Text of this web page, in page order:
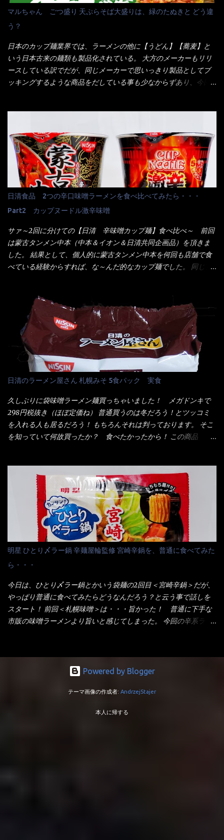
居たと思うけど・・・ 判らず店員さんを呼ぶピンポンを・・・ク
ーポンなんだけどと伝えると、丁寧にタッチパネルで～と教えて
くれたが、何故かタッチパネルがクーポンを受け付けない！！ 店
員さんも、アレー？といいながら私が受け付けますので・・・と
消えていった。 タッチパネルのやつ、安いのは嫌うんだな！？こ
のヤロー！ 待つ事暫し・・・10分は越えたと思うけど・・・出て
来ました。 こちらが本日のサラメシ【ホーリーバジル香る、タイ
く行きましたねぇ～ だからタイ料理屋さんには、辛味剤・酢・ナ
いた）が料理に必ず付いてきたものです。 でも流石にファミレ
スでは・・・それは無いね！残念だ～ 今回はすかいらーくグルー
プで、タイ料理をどの様に再現して提供しているか？を見るだけ
だなぁ～ 因みにガパオ＝ホーリーバジルなのです。 肉は通常チ
キンが多く豚や牛もあります。 肉は挽肉みたいなミンチではな
く、粗挽きの肉になるんです。 それに現地バンコクでは、卵は固
焼きが本来です。 今回はほぼ全熟の目玉焼きで、これは日本風
オタイなのと比べれば薄め？ やっぱり調味料の【スパイスガール
ズ】が必要だナァ～ 笑 私は、ブリッキーヌの粉末をよく掛け辛
く...
マルちゃん ごつ盛り 天ぷらそば大盛りは、緑のたぬきと どう違
う？
日本のカップ麺業界では、ラーメンの他に【うどん】【蕎麦】と
いう日本古来の麺類も製品化されている。 大方のメーカーもリリ
ースしている訳でだが、同じメーカーで思いっきり製品としてブ
ッキングするような商品をだしている事も少なからずあり、今回
ている訳で何故に敢えて本商品をリリースするの？ 確かに販売価
格は、緑のたぬきの実売は108円位で、ごつ盛り天ぷらそばは98円
でした。 殆ど変わらないじゃないか！？ そこで何が違うか・・・
メーカーHPから情報を得てみた。 ■原材料 比較（相手に含まれ
て居ない物質を赤色） ☆緑のたぬき 油揚げめん(小麦粉(国内製
造)、そば粉、植物油脂、植物性たん白、食塩、とろろ芋、卵白)、
かやく(小えびてんぷら、 かまぼこ )、添付調味料(砂糖、食塩、し
ょうゆ、魚介エキス、たん白加水分解物、香辛料、ねぎ、香味油
脂)／加工でん粉、調味料(アミノ酸等)、炭酸カルシウム、カラメ
ル色素、リン酸塩(Na)、増粘多糖類、レシチン、酸化防止剤(ビタ
ミンE)、クチナシ色素、ベニコウジ色素、香料、ビタミンB2、ビ
タミンB1、香辛料抽出物、 カロチン色素 、(一部にえび・小麦・
油脂、植物性たん白、食塩、とろろ芋、卵白)、かやく(小えびてん
ぷら)、添付調味料(砂糖、食塩、しょうゆ、魚介エキス、たん白加
水分解物、ねぎ、香辛料、 植物油 、香味油脂)／加工でん粉、調味
料(アミノ酸等)、炭酸カルシウム、カラメル色素、リン酸塩
(Na)、増粘多糖類、レシチン、酸化防止剤(ビタミンE)、クチナシ
色素、香料、ベニコウジ色素、ビタミンB2、ビタミンB1、香辛料
抽出物、(一部にえび・小麦・そば・卵・ さば ・大豆・豚肉・やま
いも・ゼラチンを含む) 材料から見れば、緑のたぬきの方が蒲鉾が
入っている！ あの半円形のヤツね！ それとカロチン色素・・・
さば！？ さばって鯖か？？ サバ読んでないか？？ ■カロリー
比較 緑のたぬき ...
日清食品 2つの辛口味噌ラーメンを食べ比べてみたら・・・
Part2 カップヌードル激辛味噌
サァ～2回に分けての【日清 辛味噌カップ麺】食べ比べ～ 前回
は蒙古タンメン中本（中本＆イオン＆日清共同企画品）を頂きま
した。 結果として、個人的に蒙古タンメン中本を何回も店舗で食
べている経験からすれば、な～んだ的なカップ麺でした。 同じ日
いつきました。 見た目は、炎のシルエットが辛さを醸し出してい
る・・・ でもパッケージに惑わされてはいけない！！ 私はペ
ヤングの【獄激辛焼きそば】を完食した漢だ。 その後の獄激辛カ
レーもな！ 今回、カップヌードル激辛味噌はカップに敢えて辛
さレベルが記載されている。 それはレベル5！ 日清としては最上
位の辛さと云っている訳だ。 昨年モデルも食べてはいるけど、1年
も経つと記憶の彼方に・・・いや歳だから記憶力が、どうのこう
のではない。 記憶に残るだけのインパクトに欠けている商品と
云う事（当時） 開封すると・・・ 小袋なんてありゃしない！ カ
ップヌードルは基本蓋開けて、熱湯を注ぐだけで出来る！それが
デビュー時からの最大のポイント。 だから粉末スープの具も全
部カップの中でカオス状態。 これ特に縦型Bigカップだと、スー
りました～ 熱湯によりカップ内に対流が起こり、表層が泡立っ
ている～ 隣に用意したのが、ホワイトカップ丼型です。 こちら
へ内容物を全て移すのと同時に、スープも満遍なく全体に行き渡
させる。 箸で麺から移動させ、具とスープは最後に移すとこうな
りました。 良い感じではないか！ やはり一部粉末スープが縦型
カップの壁面に残っていたので、ぜーんぶ箸等で落としてホワイ
トカップへ。 まずは麺を見ると、カップヌードルとしては太く平
打ちで縮れてます。 ■蒙古タンメン中本の麺 蒙古タンメンの方
は、やはり太く平打ちですが麺の厚みがあるような・・・ 食感
は、どちらも柔らかいと感じは同じ。 湯に戻りやすい特性が強
いのね。 箸で持ち上げた状態は・・・ ■カップヌードル激辛味噌 ■
蒙古タンメン中本カップ どちらも箸で持ち上げた感じは、重
い！ そう湯を吸って伸びたような麺と云っていいかもしれな
い。 多分麺は、厚みとストレートか...
日清のラーメン屋さん 札幌みそ 5食パック 実食
久しぶりに袋味噌ラーメン麺買っちゃいました！ メガドンキで
298円税抜き（ほぼ定価ね） 普通買うのは冬だろう！とツッコミ
を入れる人も居るだろう！ もちろんそれは判っております。 そこ
を知っていて何故買ったか？ 食べたかったから！ この商品
てみないといけないじゃん！（知るのが遅い） リニューアル前の
は食べた事あるのよ！でもここ数年は、カップ麺の方が話題性も
品揃えも上じゃん！ だって話題性の無いのを食べても・・・しょ
うが無いじゃん！ 日本で話題性が無いのに、外国の人には尚更ね
ぇ～ 袋麺と云えば【サッポロ一番】と云われる程だが、10年位前
に革新的な袋麺が出た！ それは『マルちゃん正麺』と云われる商
品！！ 生麺感覚～と大御所俳優の役所広司を起用したCMで一躍
有名になりTOPに・・・その後ライバルとして日清から【ラ王】
がリリース！つまり今回の【日清のラーメン屋さん】は、袋麺と
しては廉価版のポジション・・・ 事実ラ王は、HPでは別扱い！
本品なんか出前一丁などと一緒くたの扱い。 袋麺はスープは粉末
スープが主流でしょう！？だから味は・・・イマイチ（小生感
覚）と云うのが評価です。 正直現在のインスタント麺では、最先
ヨ～ でも熊が＼買ってね！／と泣いているから・・・買いまし
た。 それじゃ～食べましょうか！ トッピングは生憎とモヤシの
在庫が無いため・・・キャベツだ！鍋に湯を沸かしキャベツをボ
私の記憶が確かなら・・・（料理お鉄人MC風に）以前の麺は白ぽ
明星 ひとり〆ラー鍋 辛麺屋輪監修 宮崎辛鍋を、普通に食べてみた
ら・・・
今日は、ひとり〆ラー鍋とかいう袋麺の2回目＜宮崎辛鍋＞だが、
やっぱり普通に食べてみたらどうなんだろう？と云う事で話しを
スタート！ 前回＜札幌味噌＞は・・・旨かった！ 普通に下手な
市販の味噌ラーメンより旨いと感じてしまった。 今回の辛系ラー
おひとり用鍋の素です。辛麺屋輪をイメージした唐辛子の辛みと
旨みが染み出たスープに鍋によく合う麺が付いて〆まで楽しめま
が溶け出たスープと、麺にからむ粗い唐辛子がくせになる味わ
脂、大豆食物繊維）、スープ（食塩、豚･鶏エキス（小麦・大豆・
Powered by Blogger
テーマ画像の作成者: AndrzejStajer
本人に帰する